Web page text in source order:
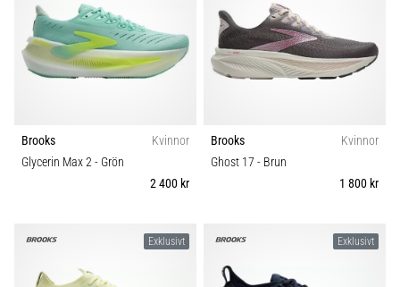
Brooks
Kvinnor
Glycerin Max 2- Grön
2 400 kr
Brooks
Kvinnor
Ghost 17 - Brun
1 800 kr
Exklusivt Exklusivt